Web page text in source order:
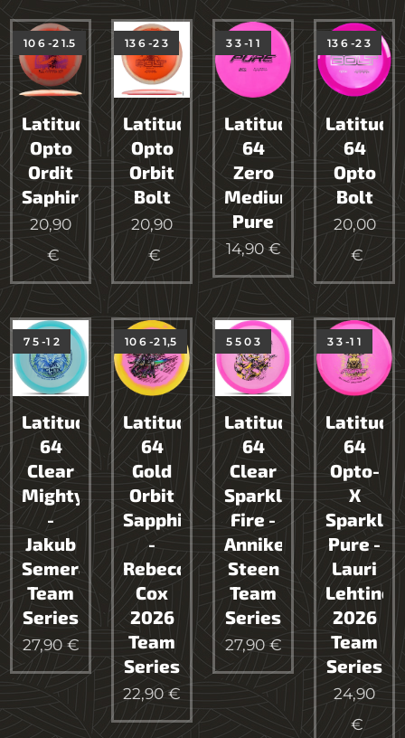
Latitude64
Opto
Ordit
Saphire
10 6 -2 1.5
20,90
€
Latitude64
Opto
Orbit
Bolt
13 6 -2 3
20,90
€
Latitude
64
Zero
Medium
Pure
3 3 -1 1
14,90€
Latitude
64
Opto
Bolt
13 6 -2 3
20,00
€
Latitude
64
Clear
Mighty
-
Jakub
Semerád
Team
Series
7 5 -1 2
27,90€
Latitude
64
Gold
Orbit
Sapphire
-
Rebecca
Cox
2026
Team
Series
10 6 -2 1,5
22,90 €
Latitude
64
Clear
Sparkle
Fire -
Anniken
Steen
Team
Series
5 5 0 3
27,90€
Latitude
64
Opto-
X
Sparkle
Pure -
Lauri
Lehtinen
2026
Team
Series
3 3 -1 1
24,90
€